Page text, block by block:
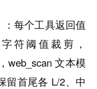
：每个工具返回值
符阈值裁剪，
web_scan 文本模
留首尾各 L/2、中